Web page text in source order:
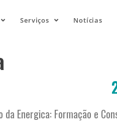
Serviços Notícias
da Energica: Formação e